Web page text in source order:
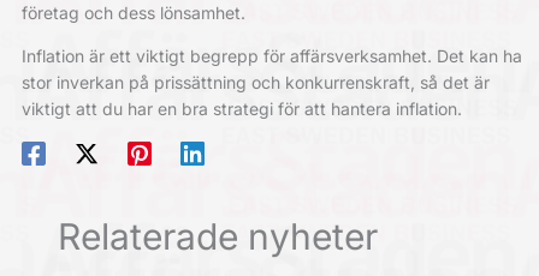
företag och dess lönsamhet.
Inflation är ett viktigt begrepp för affärsverksamhet. Det kan ha
stor inverkan på prissättning och konkurrenskraft, så det är
viktigt att du har en bra strategi för att hantera inflation.
Relaterade nyheter